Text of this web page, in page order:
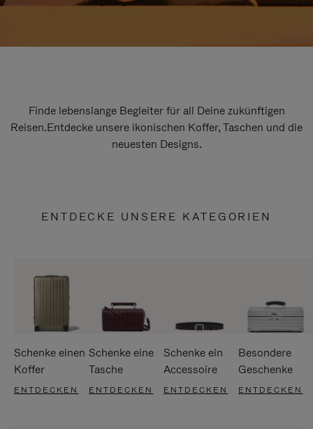
Finde lebenslange Begleiter für all Deine zukünftigen
Reisen.Entdecke unsere ikonischen Koffer, Taschen und die
neuesten Designs.
ENTDECKE UNSERE KATEGORIEN
Schenke einen
Koffer
ENTDECKEN
Schenke eine
Tasche
ENTDECKEN
Schenke ein
Accessoire
ENTDECKEN
Besondere
Geschenke
ENTDECKEN